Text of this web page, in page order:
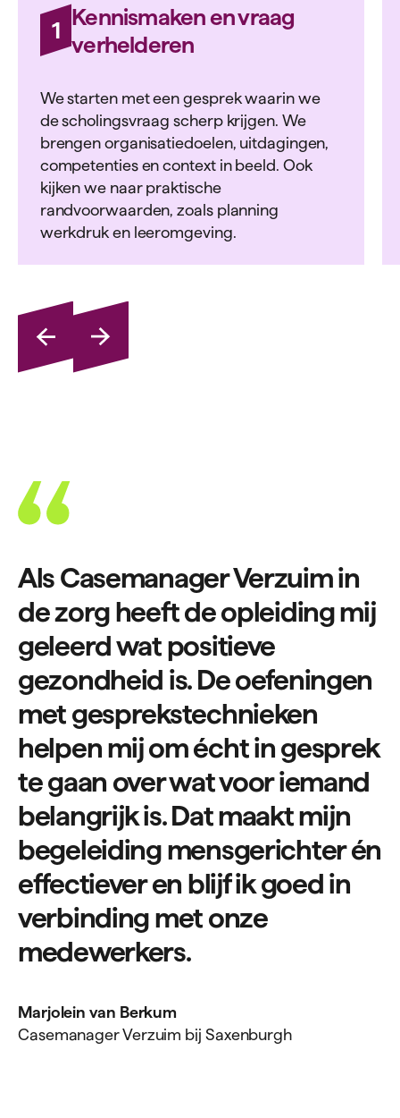
1
Kennismaken en vraag
verhelderen
We starten met een gesprek waarin we
de scholingsvraag scherp krijgen. We
brengen organisatiedoelen, uitdagingen,
competenties en context in beeld. Ook
kijken we naar praktische
randvoorwaarden, zoals planning
werkdruk en leeromgeving.
Als Casemanager Verzuim in
de zorg heeft de opleiding mij
geleerd wat positieve
gezondheid is. De oefeningen
met gesprekstechnieken
helpen mij om écht in gesprek
te gaan over wat voor iemand
belangrijk is. Dat maakt mijn
begeleiding mensgerichter én
effectiever en blijf ik goed in
verbinding met onze
medewerkers.
Marjolein van Berkum
Casemanager Verzuim bij Saxenburgh